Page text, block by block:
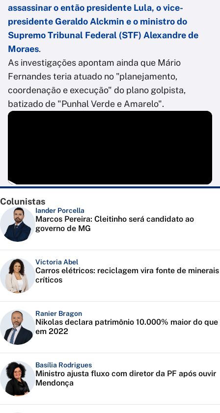
assassinar o então presidente Lula, o vice-
presidente Geraldo Alckmin e o ministro do
Supremo Tribunal Federal (STF) Alexandre de
Moraes.
As investigações apontam ainda que Mário
Fernandes teria atuado no "planejamento,
coordenação e execução" do plano golpista,
batizado de "Punhal Verde e Amarelo".
Colunistas
Iander Porcella
Marcos Pereira: Cleitinho será candidato ao
governo de MG
Victoria Abel
Carros elétricos: reciclagem vira fonte de minerais
críticos
Ranier Bragon
Nikolas declara patrimônio 10.000% maior do que
em 2022
Basília Rodrigues
Ministro ajusta fluxo com diretor da PF após ouvir
Mendonça